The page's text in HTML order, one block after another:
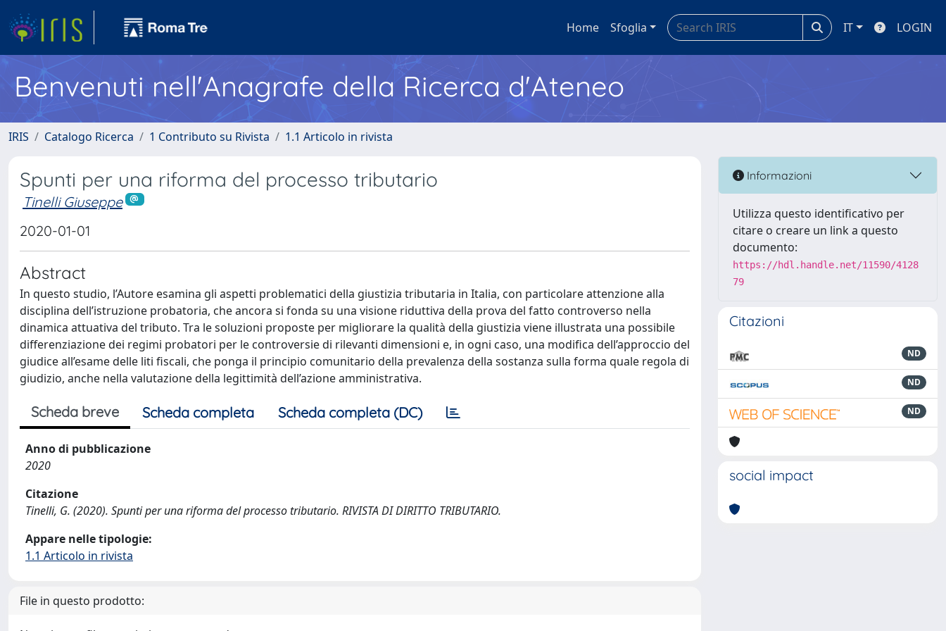
Home Sfoglia IT LOGIN
Benvenuti nell'Anagrafe della Ricerca d'Ateneo
IRIS Catalogo Ricerca 1 Contributo su Rivista 1.1 Articolo in rivista
Spunti per una riforma del processo tributario
Tinelli Giuseppe
2020-01-01
Abstract
In questo studio, l’Autore esamina gli aspetti problematici della giustizia tributaria in Italia, con particolare attenzione alla
disciplina dell’istruzione probatoria, che ancora si fonda su una visione riduttiva della prova del fatto controverso nella
dinamica attuativa del tributo. Tra le soluzioni proposte per migliorare la qualità della giustizia viene illustrata una possibile
differenziazione dei regimi probatori per le controversie di rilevanti dimensioni e, in ogni caso, una modifica dell’approccio del
giudice all’esame delle liti fiscali, che ponga il principio comunitario della prevalenza della sostanza sulla forma quale regola di
giudizio, anche nella valutazione della legittimità dell’azione amministrativa.
Scheda breve Scheda completa Scheda completa (DC)
Anno di pubblicazione
2020
Citazione
Tinelli, G. (2020). Spunti per una riforma del processo tributario. RIVISTA DI DIRITTO TRIBUTARIO.
Appare nelle tipologie:
1.1 Articolo in rivista
File in questo prodotto:
Informazioni
Utilizza questo identificativo per
citare o creare un link a questo
documento:
https://hdl.handle.net/11590/4128
79
Citazioni
ND
ND
ND
social impact